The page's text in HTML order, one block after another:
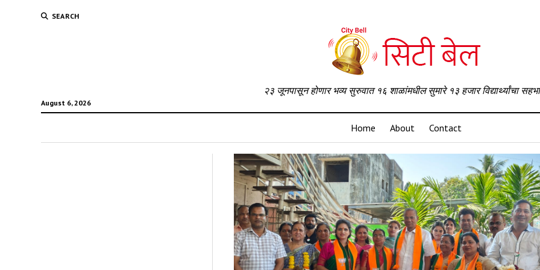
SEARCH
August 6, 2026
२३ जूनपासून होणार भव्य सुरुवात १६ शाळांमधील सुमारे १३ हजार विद्यार्थ्यांचा
Home About Contact